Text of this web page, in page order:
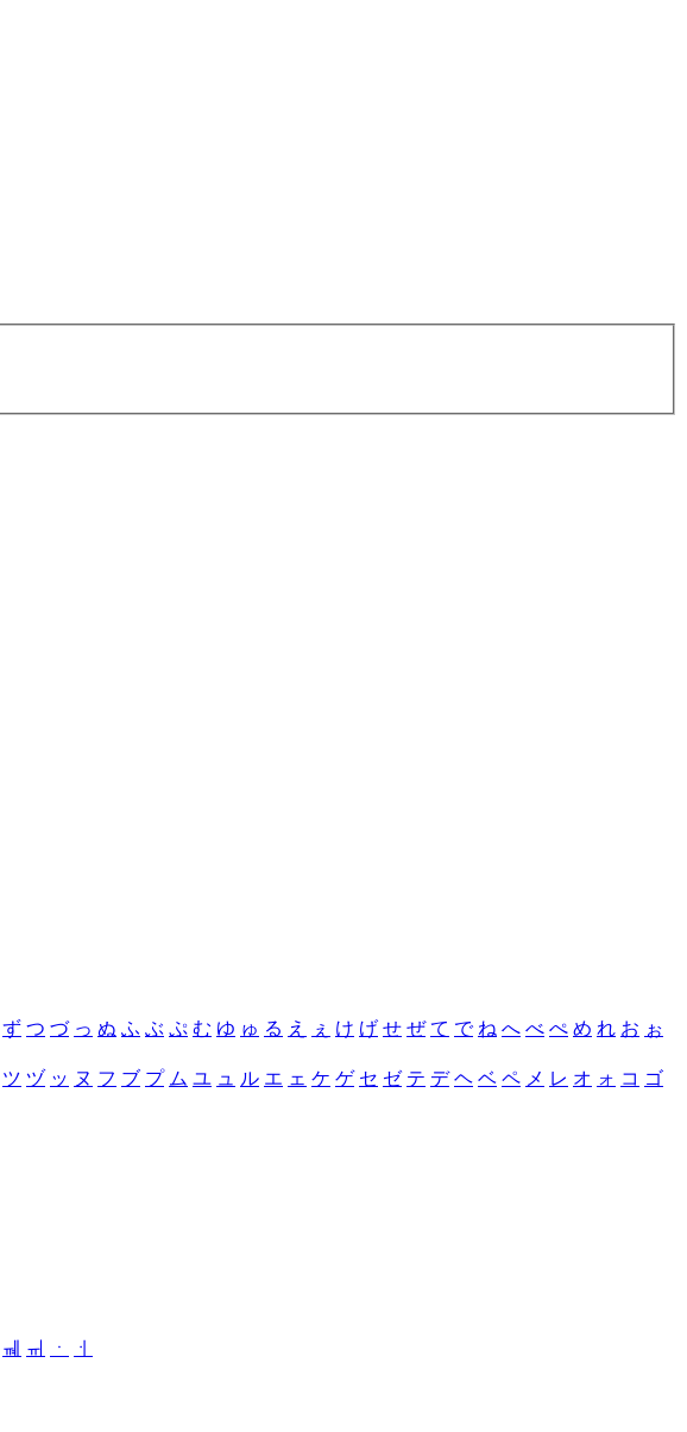
ず つ づ っ ぬ ふ ぶ ぷ む ゆ ゅ る え ぇ け げ せ ぜ て で ね へ べ ぺ め れ お ぉ
ツ ヅ ッ ヌ フ ブ プ ム ユ ュ ル エ ェ ケ ゲ セ ゼ テ デ ヘ ベ ペ メ レ オ ォ コ ゴ
ㆋ ㆌ ㆍ
ㆎ